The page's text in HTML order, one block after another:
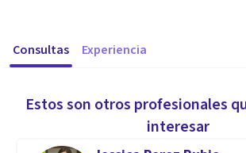
Consultas Experiencia
Estos son otros profesionales
interesar